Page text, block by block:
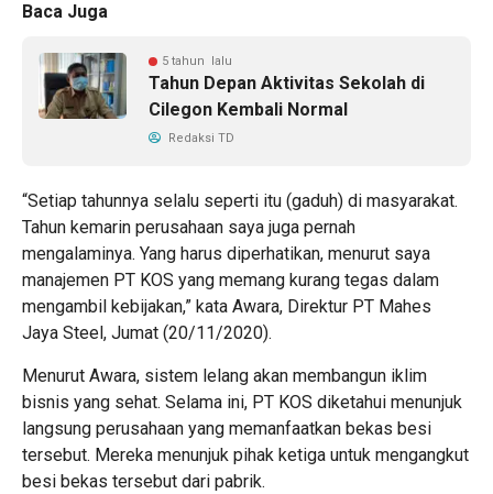
Baca Juga
5 tahun lalu
Tahun Depan Aktivitas Sekolah di
Cilegon Kembali Normal
Redaksi TD
“Setiap tahunnya selalu seperti itu (gaduh) di masyarakat.
Tahun kemarin perusahaan saya juga pernah
mengalaminya. Yang harus diperhatikan, menurut saya
manajemen PT KOS yang memang kurang tegas dalam
mengambil kebijakan,” kata Awara, Direktur PT Mahes
Jaya Steel, Jumat (20/11/2020).
Menurut Awara, sistem lelang akan membangun iklim
bisnis yang sehat. Selama ini, PT KOS diketahui menunjuk
langsung perusahaan yang memanfaatkan bekas besi
tersebut. Mereka menunjuk pihak ketiga untuk mengangkut
besi bekas tersebut dari pabrik.